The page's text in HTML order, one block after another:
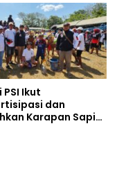
Ibrahim
Ikut
dan
Karapan Sapi